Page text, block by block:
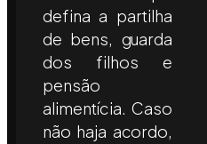
defina a partilha
de bens, guarda
dos filhos e
pensão
alimentícia. Caso
não haja acordo,